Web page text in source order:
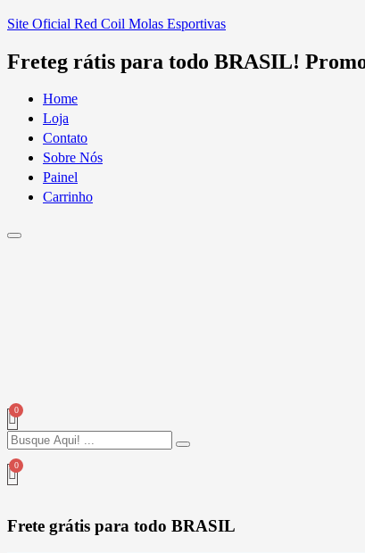
Site Oficial Red Coil Molas Esportivas
Freteg rátis para todo BRASIL!
Home
Loja
Contato
Sobre Nós
Painel
Carrinho
Menu de alternância de hambúrguer
Frete grátis para todo BRASIL